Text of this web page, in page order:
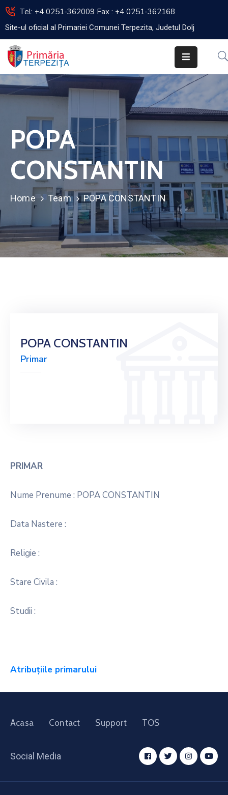
Tel: +4 0251-362009 Fax : +4 0251-362168
Site-ul oficial al Primariei Comunei Terpezita, Judetul Dolj
Acasa
Primar
Viceprimar
Primaria
Impozite
Si
Consiliul
Contact
POPA
CONSTANTIN
Home Team POPA CONSTANTIN
POPA CONSTANTIN
Primar
PRIMAR
Nume Prenume : POPA CONSTANTIN
Data Nastere :
Religie :
Stare Civila :
Studii :
Atribuţiile primarului
Acasa Contact Support TOS
Social Media